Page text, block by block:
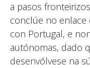
a pasos
conclúe no enlace
con Portugal, e
autónomas, dado
desenvólvese na